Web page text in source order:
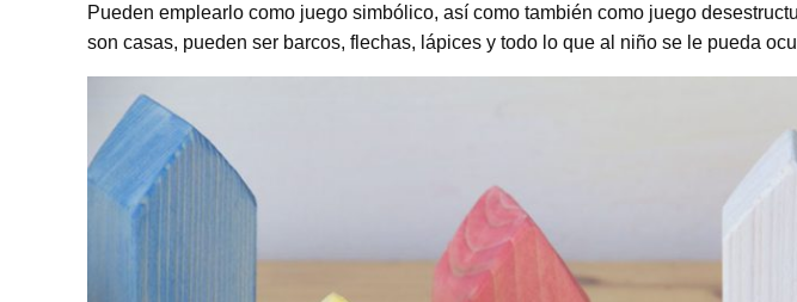
Pueden emplearlo como juego simbólico, así como también como juego
son casas, pueden ser barcos, flechas, lápices y todo lo que al niño se le pueda